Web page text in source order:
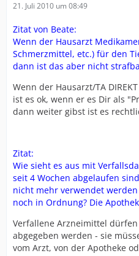
21. Juli 2010 um 08:49
Zitat von Beate:
Wenn der Hausarzt
Schmerzmittel, etc.) für den
dann ist das aber nicht
Wenn der Hausarzt/TA
ist es ok, wenn er es Dir als
dann weiter gibst ist es
Zitat:
Wie sieht es aus mit
seit 4 Wochen abgelaufen
nicht mehr verwendet
noch in Ordnung? Die
Verfallene Arzneimittel
abgegeben werden - sie
vom Arzt, von der Apotheke